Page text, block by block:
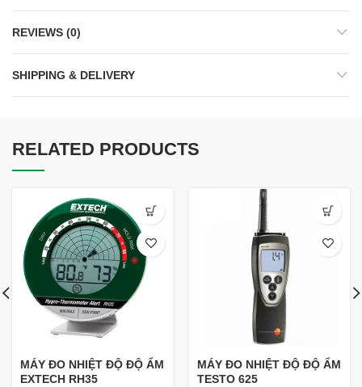
REVIEWS (0)
SHIPPING & DELIVERY
RELATED PRODUCTS
MÁY ĐO NHIỆT ĐỘ ĐỘ ẨM
EXTECH RH35
MÁY ĐO NHIỆT ĐỘ ĐỘ ẨM
TESTO 625